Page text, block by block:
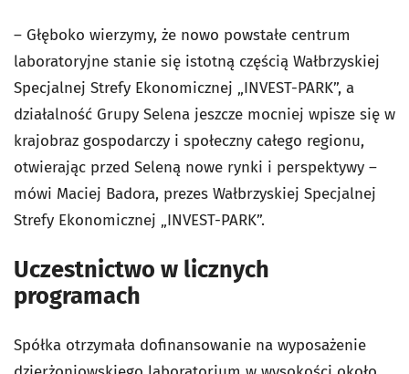
– Głęboko wierzymy, że nowo powstałe centrum
laboratoryjne stanie się istotną częścią Wałbrzyskiej
Specjalnej Strefy Ekonomicznej „INVEST-PARK”, a
działalność Grupy Selena jeszcze mocniej wpisze się w
krajobraz gospodarczy i społeczny całego regionu,
otwierając przed Seleną nowe rynki i perspektywy –
mówi Maciej Badora, prezes Wałbrzyskiej Specjalnej
Strefy Ekonomicznej „INVEST-PARK”.
Uczestnictwo w licznych
programach
Spółka otrzymała dofinansowanie na wyposażenie